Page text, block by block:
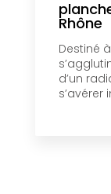
Rhône
Destiné
d’un
s’avérer